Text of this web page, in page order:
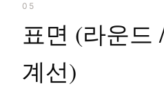
05
표면 (라운드
계선)